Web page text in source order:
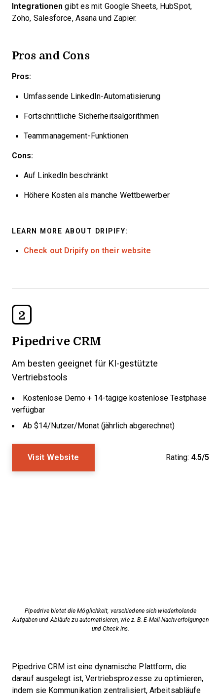
Integrationengibt es mit Google Sheets, HubSpot,
Zoho, Salesforce, Asana und Zapier.
Pros and Cons
Pros:
Umfassende LinkedIn-Automatisierung
Fortschrittliche Sicherheitsalgorithmen
Teammanagement-Funktionen
Cons:
Auf LinkedIn beschränkt
Höhere Kosten als manche Wettbewerber
LEARN MORE ABOUT DRIPIFY:
Check out Dripify on their website
2
Pipedrive CRM
Am besten geeignet für KI-gestützte
Vertriebstools
Kostenlose Demo + 14-tägige kostenlose Testphase
verfügbar
Ab $14/Nutzer/Monat (jährlich abgerechnet)
Visit Website Rating: 4.5/5
Pipedrive bietet die Möglichkeit, verschiedene sich wiederholende
Aufgaben und Abläufe zu automatisieren, wie z. B. E-Mail-Nachverfolgungen
und Check-ins.
Pipedrive CRM ist eine dynamische Plattform, die
darauf ausgelegt ist, Vertriebsprozesse zu optimieren,
indem sie Kommunikation zentralisiert, Arbeitsabläufe